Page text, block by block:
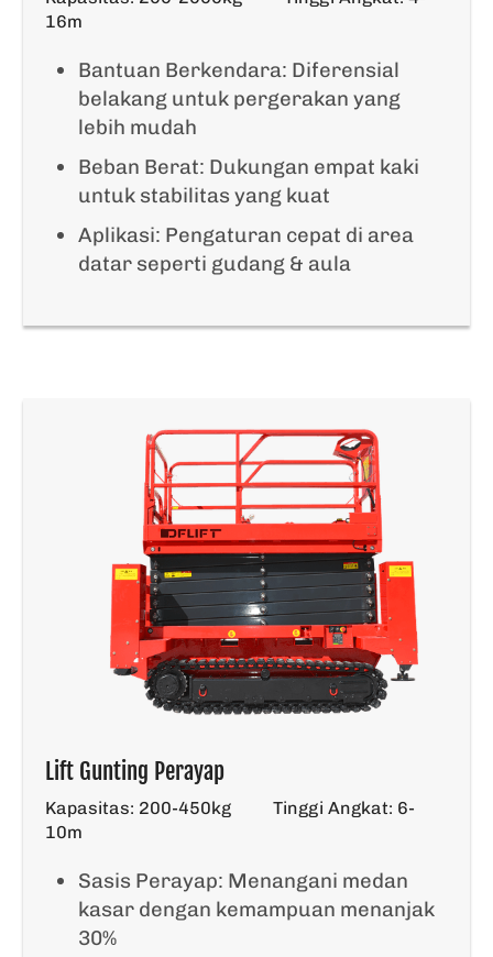
16m
Bantuan Berkendara: Diferensial
belakang untuk pergerakan yang
lebih mudah
Beban Berat: Dukungan empat kaki
untuk stabilitas yang kuat
Aplikasi: Pengaturan cepat di area
datar seperti gudang & aula
Lift Gunting Perayap
Kapasitas: 200-450kg
Tinggi Angkat: 6-
10m
Sasis Perayap: Menangani medan
kasar dengan kemampuan menanjak
30%